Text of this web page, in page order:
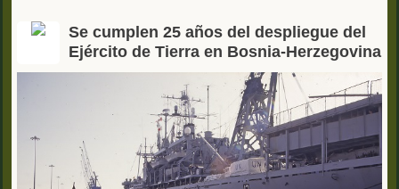
Se cumplen 25 años del despliegue del
Ejército de Tierra en Bosnia-Herzegovina